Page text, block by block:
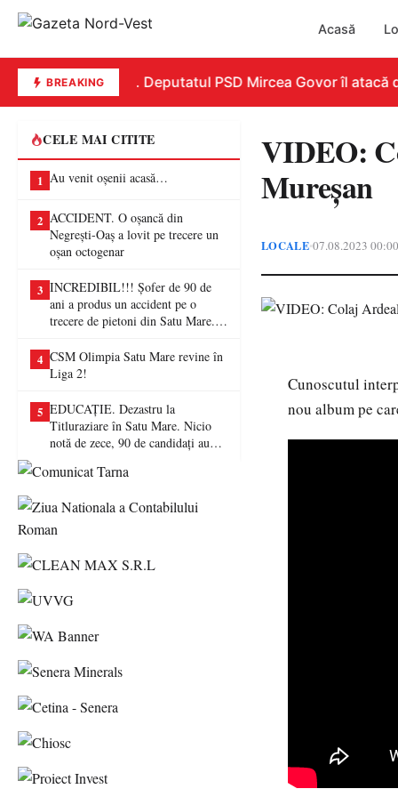
Acasă
BREAKING
REPLICĂ. Deputatul PSD Mircea Govor îl atacă
CELE MAI CITITE
1 Au venit oșenii acasă…
2 ACCIDENT. O oșancă din
Negrești-Oaș a lovit pe trecere un
oșan octogenar
3 INCREDIBIL!!! Șofer de 90 de
ani a produs un accident pe o
trecere de pietoni din Satu Mare. O
4 CSM Olimpia Satu Mare revine în
Liga 2!
5 EDUCAȚIE. Dezastru la
Titluraziare în Satu Mare. Nicio
notă de zece, 90 de candidați au
VIDEO:
Mureșan
LOCALE•07.08.2023 00:00
Cunoscutul
nou album pe